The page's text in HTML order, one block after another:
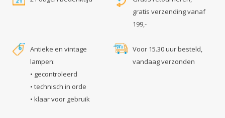
gratis verzending vanaf
199,-
Antieke en vintage
lampen:
• gecontroleerd
• technisch in orde
• klaar voor gebruik
Voor 15.30 uur besteld,
vandaag verzonden